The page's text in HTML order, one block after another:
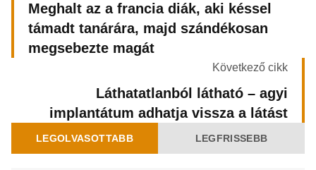
Meghalt az a francia diák, aki késsel
támadt tanárára, majd szándékosan
megsebezte magát
Következő cikk
Láthatatlanból látható – agyi
implantátum adhatja vissza a látást
LEGOLVASOTTABB LEGFRISSEBB